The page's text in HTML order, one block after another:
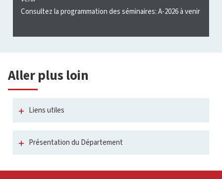
Consultez la programmation des séminaires: A-2026 à venir
Aller plus loin
Liens utiles
Présentation du Département